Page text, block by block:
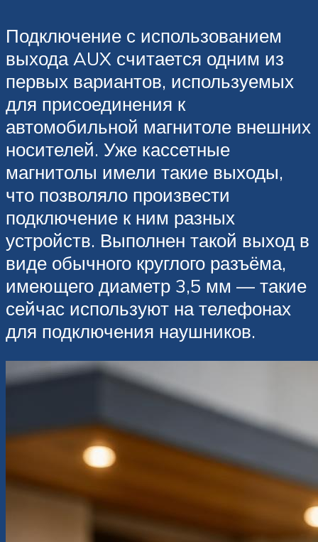
Подключение с использованием
выхода AUX считается одним из
первых вариантов, используемых
для присоединения к
автомобильной магнитоле внешних
носителей. Уже кассетные
магнитолы имели такие выходы,
что позволяло произвести
подключение к ним разных
устройств. Выполнен такой выход в
виде обычного круглого разъёма,
имеющего диаметр 3,5 мм — такие
сейчас используют на телефонах
для подключения наушников.